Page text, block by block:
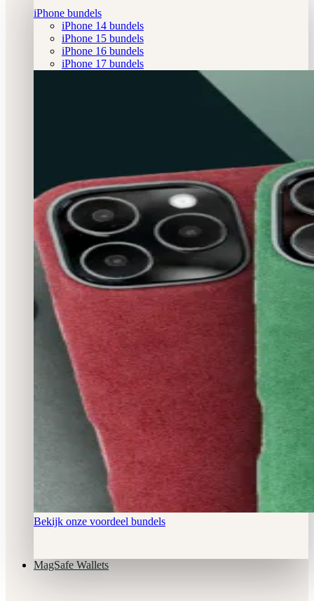
iPhone bundels
iPhone 14 bundels
iPhone 15 bundels
iPhone 16 bundels
iPhone 17 bundels
Bekijk onze voordeel bundels
MagSafe Wallets